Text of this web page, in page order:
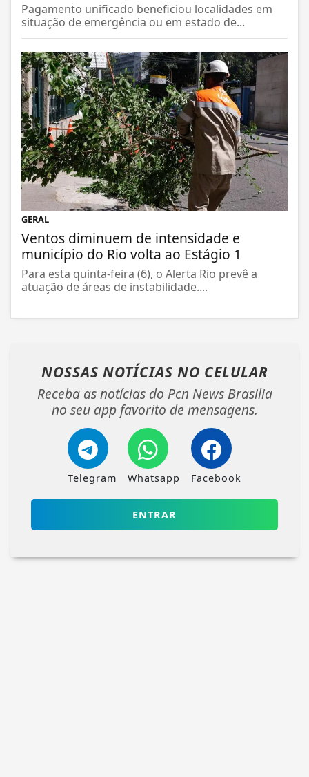
Pagamento unificado beneficiou localidades em
situação de emergência ou em estado de...
GERAL
Ventos diminuem de intensidade e
município do Rio volta ao Estágio 1
Para esta quinta-feira (6), o Alerta Rio prevê a
atuação de áreas de instabilidade....
NOSSAS NOTÍCIAS NO CELULAR
Receba as notícias do Pcn News Brasilia
no seu app favorito de mensagens.
Telegram Whatsapp Facebook
ENTRAR